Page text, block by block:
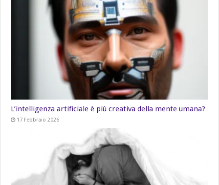
L’intelligenza artificiale è più creativa della mente umana?
17 Febbraio 2026